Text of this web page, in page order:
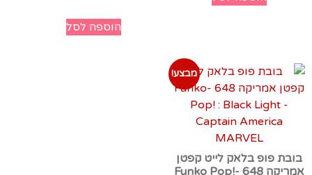
הוספה לסל
מבצע!
בובת פופ בלאק לייט קפטן
אמריקה 648 -Funko Pop!